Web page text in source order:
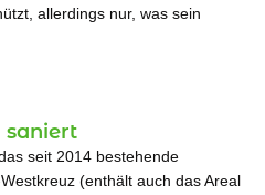
allerdings nur, was sein
saniert
seit 2014 bestehende
(enthält auch das Areal